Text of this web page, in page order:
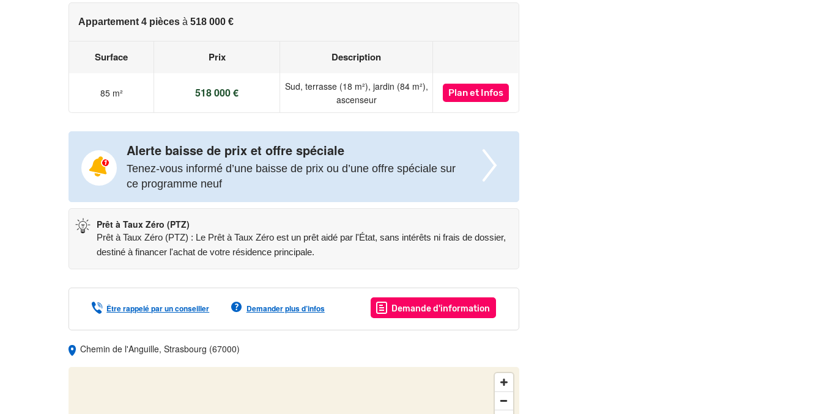
Appartement 4 pièces à 518 000 €
Surface Prix Description
85 m² 518 000 €
Sud, terrasse (18 m²), jardin (84 m²),
ascenseur
Planet Infos
Alerte baisse de prix et offre spéciale
Tenez-vous informé d’une baisse de prix ou d’une offre spéciale sur
ce programme neuf
Prêt à Taux Zéro (PTZ)
Prêt à Taux Zéro (PTZ) : Le Prêt à Taux Zéro est un prêt aidé par l'État, sans intérêts ni frais de dossier,
destiné à financer l'achat de votre résidence principale.
Être rappelé par un conseiller Demander plus d’infos Demande d'information
Chemin de l'Anguille, Strasbourg (67000)